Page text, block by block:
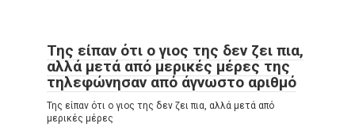
Της είπαν ότι ο γιος της δεν ζει πια,
αλλά μετά από μερικές μέρες της
τηλεφώνησαν από άγνωστο αριθμό
Της είπαν ότι ο γιος της δεν ζει πια, αλλά μετά από
μερικές μέρες